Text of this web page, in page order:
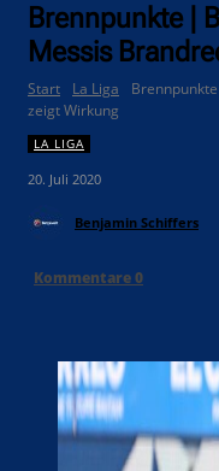
Brennpunkte |
Messis
Start La Liga
zeigt Wirkung
LA LIGA
20. Juli 2020
Benjamin Schiffers
Kommentare0